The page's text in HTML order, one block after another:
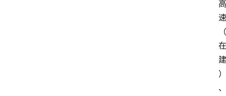
高
速
（
在
建
）
、